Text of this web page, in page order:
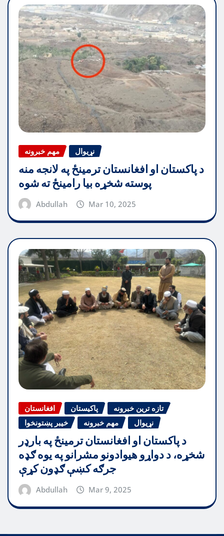
مهم خبرونه نړیوال
د پاکستان او افغانستان ترمینځ په لانجه منه
پوسته شخړه بیا رامینځ ته شوه
Abdullah Mar 10, 2025
افغانستان پاکیستان
تازه ترین خبرونه
خیبر پښتونخوا
مهم خبرونه نړیوال
د پاکستان او افغانستان ترمینځ په بارډر
شخړه، د دواړو هیوادونو مشرانو په یوه ګډه
جرګه کښې ګډون کړې
Abdullah Mar 9, 2025